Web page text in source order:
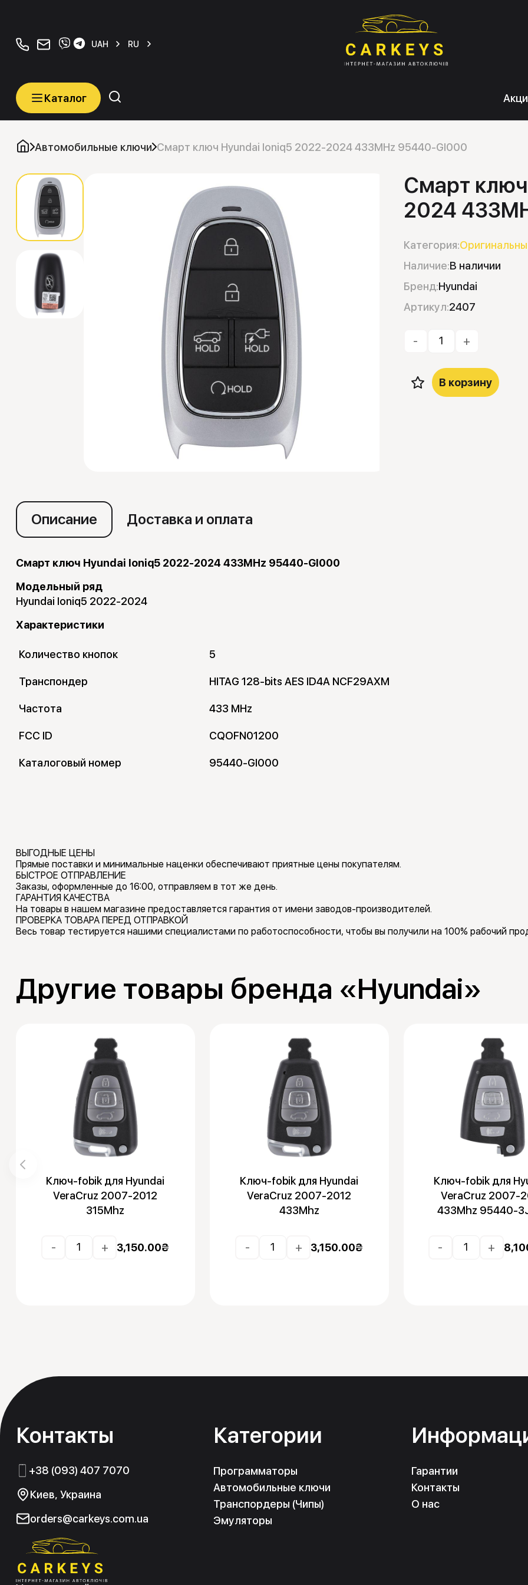
+380934077070
orders@carkeys.com.ua
UAH RU
Каталог
Каталог
Категории
Автомобильные ключи
Транспордеры (Чипы)
Программаторы
Эмуляторы
Автомобильные ключи Смарт ключ Hyundai Ioniq5 2022-2024 433MHz 95440-GI000
Смарт
2024
Категория:
Наличие:В наличии
Бренд:Hyundai
Артикул:2407
- +
В корзину
Описание Доставка и оплата
Смарт ключ Hyundai Ioniq5 2022-2024 433MHz 95440-GI000
Модельный ряд
Hyundai Ioniq5 2022-2024
Характеристики
Количество кнопок 5
Транспондер HITAG 128-bits AES ID4A NCF29AXM
Частота 433 MHz
FCC ID CQOFN01200
Каталоговый номер 95440-GI000
ВЫГОДНЫЕ ЦЕНЫ
Прямые поставки и минимальные наценки обеспечивают приятные цены покупателям.
БЫСТРОЕ ОТПРАВЛЕНИЕ
Заказы, оформленные до 16:00, отправляем в тот же день.
ГАРАНТИЯ КАЧЕСТВА
На товары в нашем магазине предоставляется гарантия от имени заводов-производителей.
ПРОВЕРКА ТОВАРА ПЕРЕД ОТПРАВКОЙ
Весь товар тестируется нашими специалистами по работоспособности, чтобы вы получили на 100% рабочий
Другие товары бренда «Hyundai»
Ключ-fobik для Hyundai
VeraCruz 2007-2012
315Mhz
- + 3,150.00₴
Ключ-fobik для Hyundai
VeraCruz 2007-2012
433Mhz
- + 3,150.00₴
Ключ-fobik для
VeraCruz 2007-
433Mhz 95440-
- +
Контакты
+38 (093) 407 7070
Киев, Украина
orders@carkeys.com.ua
Категории
Программаторы
Автомобильные ключи
Транспордеры (Чипы)
Эмуляторы
Гарантии
Контакты
О нас